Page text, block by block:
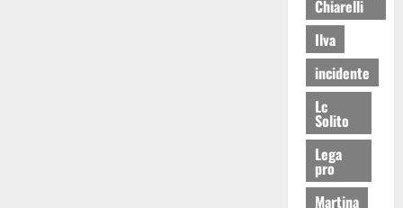
Chiarelli
Ilva
incidente
Lc
Solito
Lega
pro
Martina